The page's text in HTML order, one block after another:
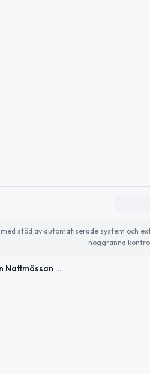
stöd av automatiserade system och
noggranna
Nattomsorgen Nattmössan öppnar i Klippan 10 augusti